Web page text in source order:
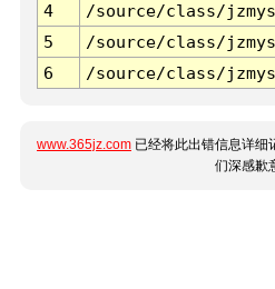
4
/source/class/
5
/source/class/
6
/source/class/
www.365jz.com 已经将此出错信息详细
们深感歉